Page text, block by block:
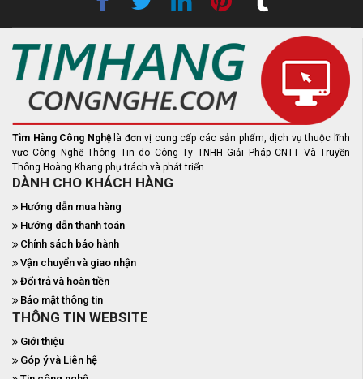
Tìm Hàng Công Nghệ là đơn vị cung cấp các sản phẩm, dịch vụ thuộc lĩnh
vực Công Nghệ Thông Tin do Công Ty TNHH Giải Pháp CNTT Và Truyền
Thông Hoàng Khang phụ trách và phát triển.
DÀNH CHO KHÁCH HÀNG
Hướng dẫn mua hàng
Hướng dẫn thanh toán
Chính sách bảo hành
Vận chuyển và giao nhận
Đổi trả và hoàn tiền
Bảo mật thông tin
THÔNG TIN WEBSITE
Giới thiệu
Góp ý và Liên hệ